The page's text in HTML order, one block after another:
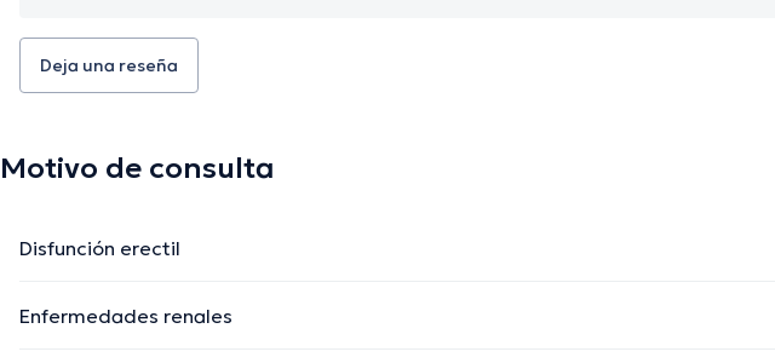
Deja una reseña
Motivo de consulta
Disfunción erectil
Enfermedades renales